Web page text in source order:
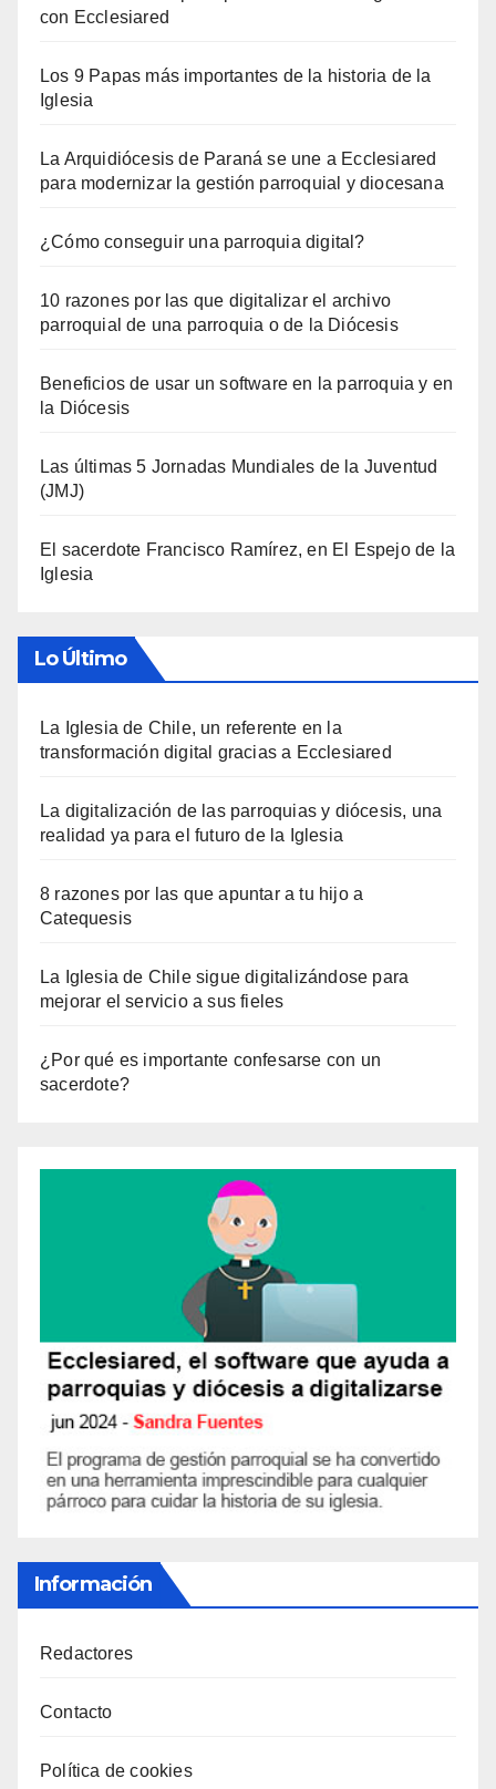
con Ecclesiared
Los 9 Papas más importantes de la historia de la
Iglesia
La Arquidiócesis de Paraná se une a Ecclesiared
para modernizar la gestión parroquial y diocesana
¿Cómo conseguir una parroquia digital?
10 razones por las que digitalizar el archivo
parroquial de una parroquia o de la Diócesis
Beneficios de usar un software en la parroquia y en
la Diócesis
Las últimas 5 Jornadas Mundiales de la Juventud
(JMJ)
El sacerdote Francisco Ramírez, en El Espejo de la
Iglesia
Lo Último
La Iglesia de Chile, un referente en la
transformación digital gracias a Ecclesiared
La digitalización de las parroquias y diócesis, una
realidad ya para el futuro de la Iglesia
8 razones por las que apuntar a tu hijo a
Catequesis
La Iglesia de Chile sigue digitalizándose para
mejorar el servicio a sus fieles
¿Por qué es importante confesarse con un
sacerdote?
Información
Redactores
Contacto
Política de cookies